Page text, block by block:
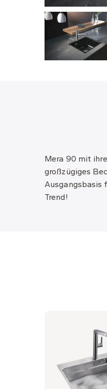
Mera 90 mit
großzügiges
Ausgangsbasis
Trend!